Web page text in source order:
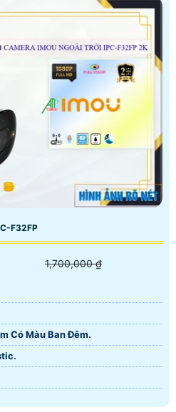
F32FP
1,700,000 ₫
Có Màu Ban Ðêm.